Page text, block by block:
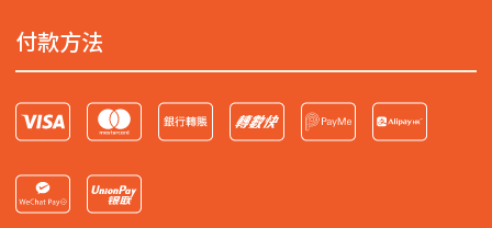
付款方法